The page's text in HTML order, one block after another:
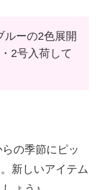
ーの2色展開
2号入荷して
の季節にピッ
新しいアイテム